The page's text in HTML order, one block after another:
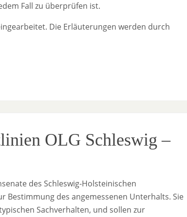
Fall zu überprüfen ist.
Die Erläuterungen werden durch
OLG Schleswig –
des Schleswig-Holsteinischen
Bestimmung des angemessenen Unterhalts. Sie
Sachverhalten, und sollen zur